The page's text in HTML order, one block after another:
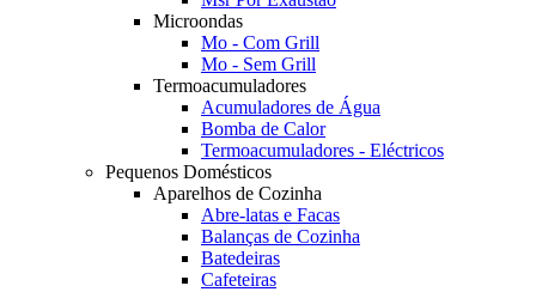
Microondas
Mo - Com Grill
Mo - Sem Grill
Termoacumuladores
Acumuladores de Água
Bomba de Calor
Termoacumuladores - Eléctricos
Pequenos Domésticos
Aparelhos de Cozinha
Abre-latas e Facas
Balanças de Cozinha
Batedeiras
Cafeteiras